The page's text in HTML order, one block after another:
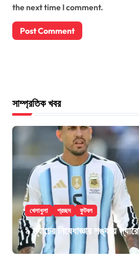
the next time I comment.
সাম্প্রতিক খবর
খেলাধুলা প্রচ্ছদ ফুটবল
৯ ম্যাচের নিষেধাজ্ঞার শঙ্কায়